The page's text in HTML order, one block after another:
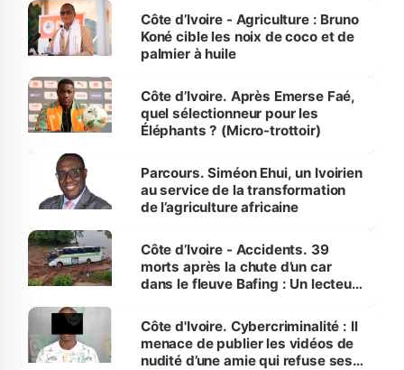
Côte d’Ivoire - Agriculture : Bruno
Koné cible les noix de coco et de
palmier à huile
Côte d’Ivoire. Après Emerse Faé,
quel sélectionneur pour les
Éléphants ? (Micro-trottoir)
Parcours. Siméon Ehui, un Ivoirien
au service de la transformation
de l’agriculture africaine
Côte d’Ivoire - Accidents. 39
morts après la chute d’un car
dans le fleuve Bafing : Un lecteur
des Transports
Côte d'Ivoire. Cybercriminalité : Il
menace de publier les vidéos de
nudité d’une amie qui refuse ses